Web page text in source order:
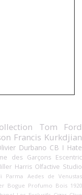
Tom Ford
Francis Kurkdjian
Durbano CB I Hate
des Garçons Escentric
Harris Olfactive Studio
Parma
Aedes de Venustas
Bogue Profumo Bois 1920